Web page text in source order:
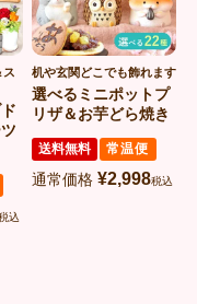
ス
込
机や玄関どこでも飾れます
選べるミニポットプ
リザ＆お芋どら焼き
送料無料 常温便
通常価格 ¥2,998税込